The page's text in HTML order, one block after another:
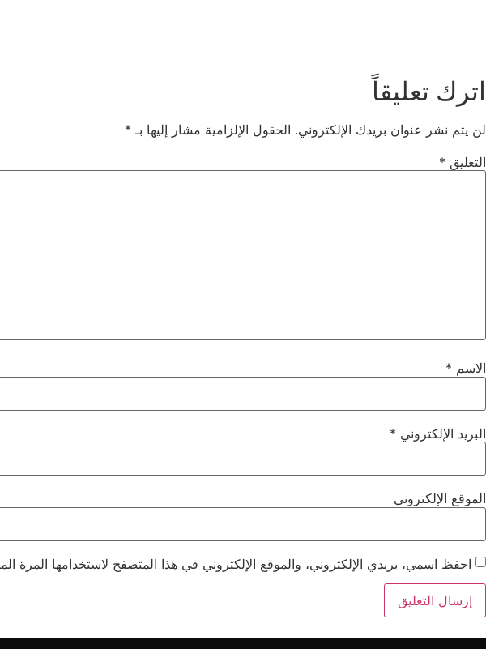
اترك تعليقاً
لن يتم نشر عنوان بريدك الإلكتروني. الحقول الإلزامية مشار إليها بـ *
التعليق *
الاسم *
البريد الإلكتروني *
الموقع الإلكتروني
احفظ اسمي، بريدي الإلكتروني، والموقع الإلكتروني في هذا المتصفح لاستخدامها المرة